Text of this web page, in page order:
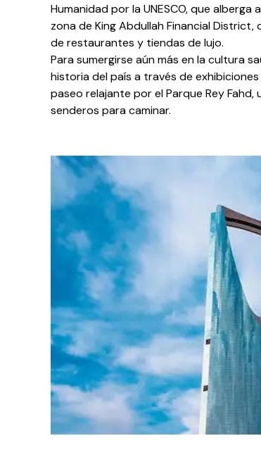
Humanidad por la UNESCO, que
zona de King Abdullah Financial
de restaurantes y tiendas de lujo.
Para sumergirse aún más en la cultura
historia del país a través de
paseo relajante por el Parque Rey
senderos para caminar.